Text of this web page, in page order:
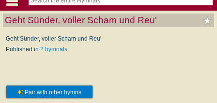
Geht Sünder, voller Scham und Reu'
Geht Sünder, voller Scham und Reu'
Published in 2 hymnals
Pair with other hymns